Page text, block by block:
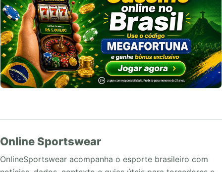
Online Sportswear
OnlineSportswear acompanha o esporte brasileiro com